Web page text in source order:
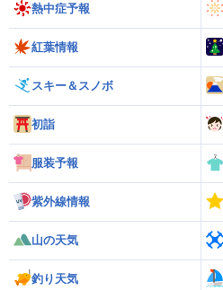
熱中症予報
紅葉情報
スキー＆スノボ
初詣
服装予報
紫外線情報
山の天気
釣り天気